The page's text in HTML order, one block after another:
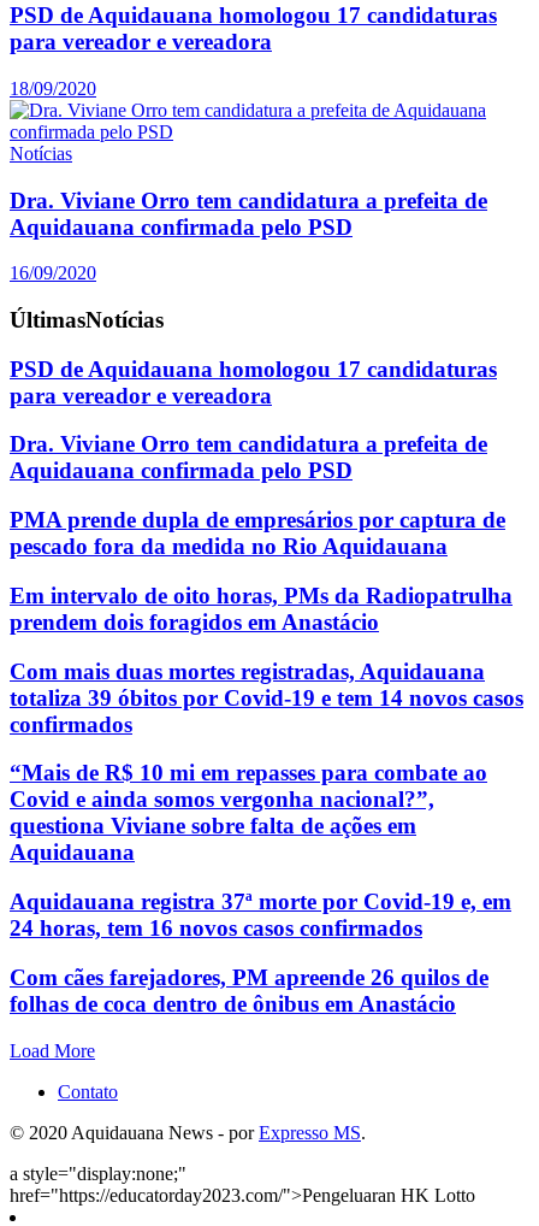
PSD de Aquidauana homologou 17 candidaturas
para vereador e vereadora
18/09/2020
Notícias
Dra. Viviane Orro tem candidatura a prefeita de
Aquidauana confirmada pelo PSD
16/09/2020
ÚltimasNotícias
PSD de Aquidauana homologou 17 candidaturas
para vereador e vereadora
Dra. Viviane Orro tem candidatura a prefeita de
Aquidauana confirmada pelo PSD
PMA prende dupla de empresários por captura de
pescado fora da medida no Rio Aquidauana
Em intervalo de oito horas, PMs da Radiopatrulha
prendem dois foragidos em Anastácio
Com mais duas mortes registradas, Aquidauana
totaliza 39 óbitos por Covid-19 e tem 14 novos casos
confirmados
“Mais de R$ 10 mi em repasses para combate ao
Covid e ainda somos vergonha nacional?”,
questiona Viviane sobre falta de ações em
Aquidauana
Aquidauana registra 37ª morte por Covid-19 e, em
24 horas, tem 16 novos casos confirmados
Com cães farejadores, PM apreende 26 quilos de
folhas de coca dentro de ônibus em Anastácio
Load More
Contato
© 2020 Aquidauana News - porExpresso MS.
a style="display:none;"
href="https://educatorday2023.com/">Pengeluaran HK Lotto